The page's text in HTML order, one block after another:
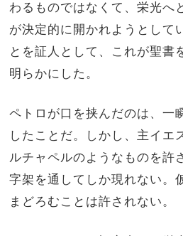
わるものではなくて、栄光へ
が決定的に開かれようとして
とを証人として、これが聖書
明らかにした。
ペトロが口を挟んだのは、一
したことだ。しかし、主イエ
ルチャペルのようなものを許
字架を通してしか現れない。
まどろむことは許されない。